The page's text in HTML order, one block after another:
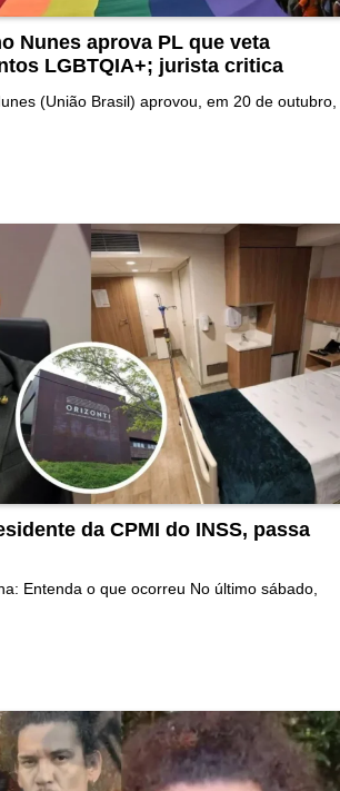
Nunes aprova PL que veta
LGBTQIA+; jurista critica
(União Brasil) aprovou, em 20 de outubro,
da CPMI do INSS, passa
Entenda o que ocorreu No último sábado,